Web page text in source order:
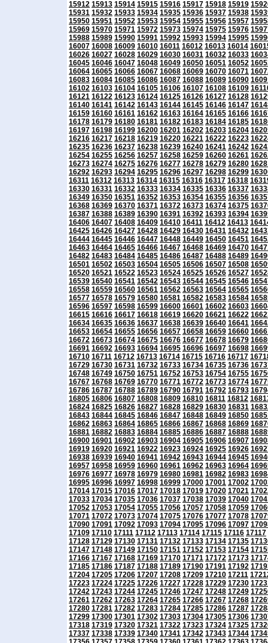
15912 15913 15914 15915 15916 15917 15918 15919
15931 15932 15933 15934 15935 15936 15937 15938
15950 15951 15952 15953 15954 15955 15956 15957
15969 15970 15971 15972 15973 15974 15975 15976
15988 15989 15990 15991 15992 15993 15994 15995
16007 16008 16009 16010 16011 16012 16013 16014
16026 16027 16028 16029 16030 16031 16032 16033
16045 16046 16047 16048 16049 16050 16051 16052
16064 16065 16066 16067 16068 16069 16070 16071
16083 16084 16085 16086 16087 16088 16089 16090
16102 16103 16104 16105 16106 16107 16108 16109
16121 16122 16123 16124 16125 16126 16127 16128
16140 16141 16142 16143 16144 16145 16146 16147
16159 16160 16161 16162 16163 16164 16165 16166
16178 16179 16180 16181 16182 16183 16184 16185
16197 16198 16199 16200 16201 16202 16203 16204
16216 16217 16218 16219 16220 16221 16222 16223
16235 16236 16237 16238 16239 16240 16241 16242
16254 16255 16256 16257 16258 16259 16260 16261
16273 16274 16275 16276 16277 16278 16279 16280
16292 16293 16294 16295 16296 16297 16298 16299
16311 16312 16313 16314 16315 16316 16317 16318
16330 16331 16332 16333 16334 16335 16336 16337
16349 16350 16351 16352 16353 16354 16355 16356
16368 16369 16370 16371 16372 16373 16374 16375
16387 16388 16389 16390 16391 16392 16393 16394
16406 16407 16408 16409 16410 16411 16412 16413
16425 16426 16427 16428 16429 16430 16431 16432
16444 16445 16446 16447 16448 16449 16450 16451
16463 16464 16465 16466 16467 16468 16469 16470
16482 16483 16484 16485 16486 16487 16488 16489
16501 16502 16503 16504 16505 16506 16507 16508
16520 16521 16522 16523 16524 16525 16526 16527
16539 16540 16541 16542 16543 16544 16545 16546
16558 16559 16560 16561 16562 16563 16564 16565
16577 16578 16579 16580 16581 16582 16583 16584
16596 16597 16598 16599 16600 16601 16602 16603
16615 16616 16617 16618 16619 16620 16621 16622
16634 16635 16636 16637 16638 16639 16640 16641
16653 16654 16655 16656 16657 16658 16659 16660
16672 16673 16674 16675 16676 16677 16678 16679
16691 16692 16693 16694 16695 16696 16697 16698
16710 16711 16712 16713 16714 16715 16716 16717
16729 16730 16731 16732 16733 16734 16735 16736
16748 16749 16750 16751 16752 16753 16754 16755
16767 16768 16769 16770 16771 16772 16773 16774
16786 16787 16788 16789 16790 16791 16792 16793
16805 16806 16807 16808 16809 16810 16811 16812
16824 16825 16826 16827 16828 16829 16830 16831
16843 16844 16845 16846 16847 16848 16849 16850
16862 16863 16864 16865 16866 16867 16868 16869
16881 16882 16883 16884 16885 16886 16887 16888
16900 16901 16902 16903 16904 16905 16906 16907
16919 16920 16921 16922 16923 16924 16925 16926
16938 16939 16940 16941 16942 16943 16944 16945
16957 16958 16959 16960 16961 16962 16963 16964
16976 16977 16978 16979 16980 16981 16982 16983
16995 16996 16997 16998 16999 17000 17001 17002
17014 17015 17016 17017 17018 17019 17020 17021
17033 17034 17035 17036 17037 17038 17039 17040
17052 17053 17054 17055 17056 17057 17058 17059
17071 17072 17073 17074 17075 17076 17077 17078
17090 17091 17092 17093 17094 17095 17096 17097
17109 17110 17111 17112 17113 17114 17115 17116 17117
17128 17129 17130 17131 17132 17133 17134 17135
17147 17148 17149 17150 17151 17152 17153 17154
17166 17167 17168 17169 17170 17171 17172 17173
17185 17186 17187 17188 17189 17190 17191 17192
17204 17205 17206 17207 17208 17209 17210 17211
17223 17224 17225 17226 17227 17228 17229 17230
17242 17243 17244 17245 17246 17247 17248 17249
17261 17262 17263 17264 17265 17266 17267 17268
17280 17281 17282 17283 17284 17285 17286 17287
17299 17300 17301 17302 17303 17304 17305 17306
17318 17319 17320 17321 17322 17323 17324 17325
17337 17338 17339 17340 17341 17342 17343 17344